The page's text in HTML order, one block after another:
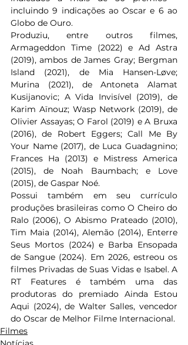
incluindo 9 indicações ao Oscar e 6 ao
Globo de Ouro.
Produziu, entre outros filmes,
Armageddon Time (2022) e Ad Astra
(2019), ambos de James Gray; Bergman
Island (2021), de Mia Hansen-Løve;
Murina (2021), de Antoneta Alamat
Kusijanovic; A Vida Invisível (2019), de
Karim Aïnouz; Wasp Network (2019), de
Olivier Assayas; O Farol (2019) e A Bruxa
(2016), de Robert Eggers; Call Me By
Your Name (2017), de Luca Guadagnino;
Frances Ha (2013) e Mistress America
(2015), de Noah Baumbach; e Love
(2015), de Gaspar Noé.
Possui também em seu currículo
produções brasileiras como O Cheiro do
Ralo (2006), O Abismo Prateado (2010),
Tim Maia (2014), Alemão (2014), Enterre
Seus Mortos (2024) e Barba Ensopada
de Sangue (2024). Em 2026, estreou os
filmes Privadas de Suas Vidas e Isabel. A
RT Features é também uma das
produtoras do premiado Ainda Estou
Aqui (2024), de Walter Salles, vencedor
do Oscar de Melhor Filme Internacional.
Filmes